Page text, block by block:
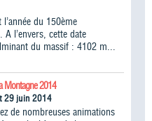
du 150ème
l’envers, cette date
du massif : 4102 m...
Montagne 2014
29 juin 2014
de nombreuses animations